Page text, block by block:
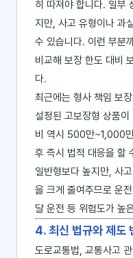
히 따져야 합니다. 일부
지만, 사고 유형이나 과
수 있습니다. 이런 부분
비교해 보장 한도 대비
다.
최근에는 형사 책임 보
설정된 고보장형 상품
비 역시 500만~1,000
후 즉시 법적 대응을 할
일반형보다 높지만, 사
을 크게 줄여주므로 운
달 운전 등 위험도가 높
4. 최신 법규와 제도
도로교통법, 교통사고